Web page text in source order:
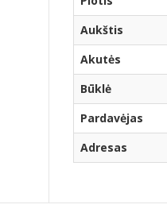
Aukštis
Akutės
Būklė
Pardavėjas
Adresas